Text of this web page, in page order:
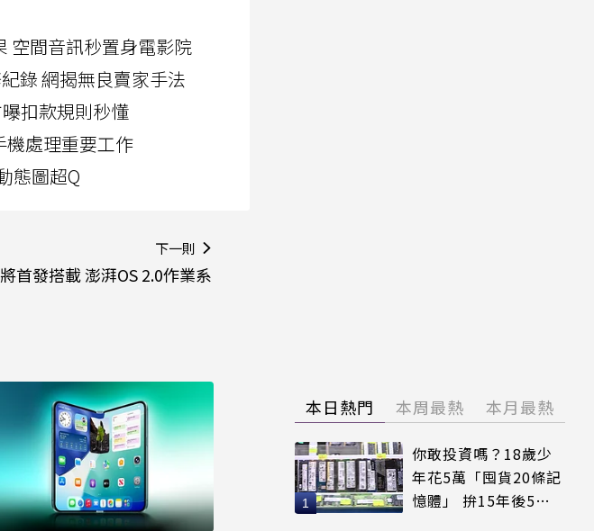
空間音訊秒置身電影院
錄 網揭無良賣家手法
扣款規則秒懂
機處理重要工作
態圖超Q
下一則
首發搭載 澎湃OS 2.0作業系
本日熱門 本周最熱 本月最熱
你敢投資嗎？18歲少
年花5萬「囤貨20條記
憶體」 拚15年後5倍